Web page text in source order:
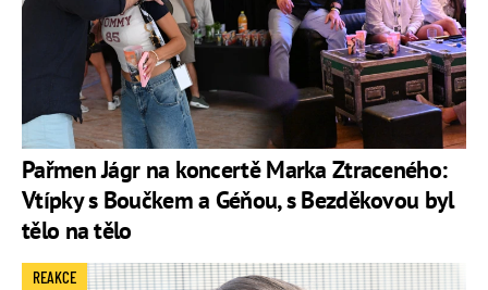
Pařmen Jágr na koncertě Marka Ztraceného:
Vtípky s Boučkem a Géňou, s Bezděkovou byl
tělo na tělo
REAKCE